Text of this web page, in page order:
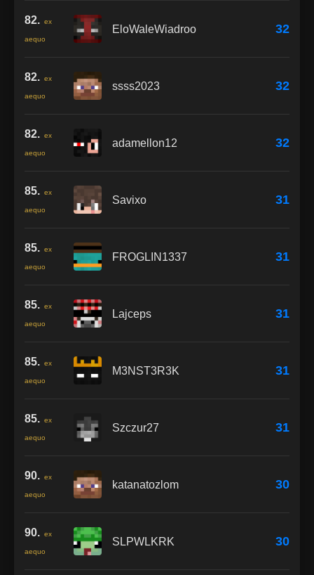
82. ex
aequo
EloWaleWiadroo 32
82. ex
aequo
ssss2023 32
82. ex
aequo
adamellon12 32
85. ex
aequo
Savixo 31
85. ex
aequo
FROGLIN1337 31
85. ex
aequo
Lajceps 31
85. ex
aequo
M3NST3R3K 31
85. ex
aequo
Szczur27 31
90. ex
aequo
katanatozlom 30
90. ex
aequo
SLPWLKRK 30